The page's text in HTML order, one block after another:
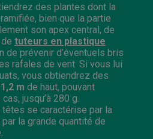
des plantes dont la
bien que la partie
son apex central, de
tuteurs en plastique
de prévenir d’éventuels bris
rafales de vent. Si vous lui
vous obtiendrez des
1,2 m de haut, pouvant
jusqu’à 280 g.
têtes se caractérise par la
la grande quantité de